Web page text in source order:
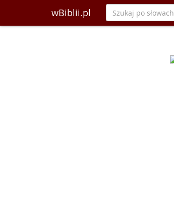
wBiblii.pl